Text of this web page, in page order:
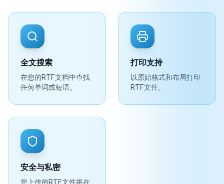
全文搜索
在您的RTF文档中查找
任何单词或短语。
打印支持
以原始格式和布局打印
RTF文件。
安全与私密
您上传的RTF文件将在